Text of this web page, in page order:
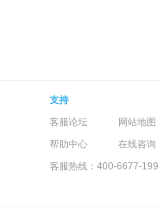
支持
客服论坛
网站地图
帮助中心
在线咨询
客服热线：400-6677-199